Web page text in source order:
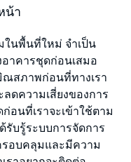
น้า
ในพื้นที่ใหม่ จำเป็น
าคารชุดก่อนเสมอ
ณสภาพก่อนที่ทางเรา
ลดความเสี่ยงของการ
อนที่เราจะเข้าใช้ตาม
รับรู้ระบบการจัดการ
อบคลุมและมีความ